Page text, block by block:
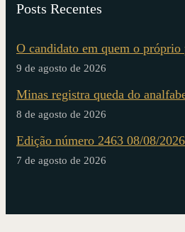
Posts Recentes
O candidato em quem o
9 de agosto de 2026
Minas registra queda do
8 de agosto de 2026
Edição número 2463 08/08/2026
7 de agosto de 2026